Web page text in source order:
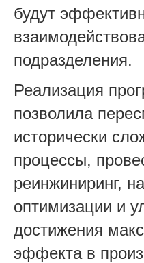
будут
подразделения.
Реализация
позволила
исторически
процессы,
реинжиниринг,
оптимизации и
достижения
эффекта в